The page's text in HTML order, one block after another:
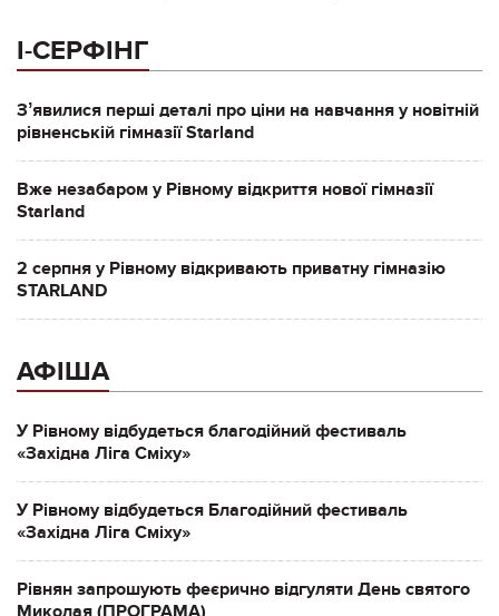
І-СЕРФІНГ
Зʼявилися перші деталі про ціни на навчання у новітній
рівненській гімназії Starland
Вже незабаром у Рівному відкриття нової гімназії
Starland
2 серпня у Рівному відкривають приватну гімназію
STARLAND
АФІША
У Рівному відбудеться благодійний фестиваль
«Західна Ліга Сміху»
У Рівному відбудеться Благодійний фестиваль
«Західна Ліга Сміху»
Рівнян запрошують феєрично відгуляти День святого
Миколая (ПРОГРАМА)